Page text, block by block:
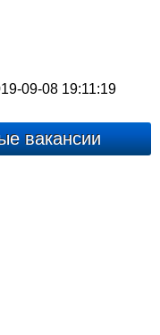
09-08 19:11:19
вакансии